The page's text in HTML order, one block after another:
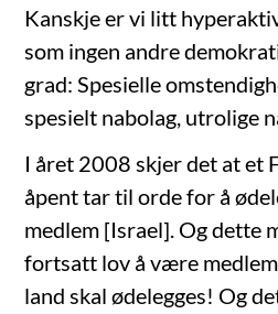
Kanskje er vi litt
som ingen andre
grad: Spesielle
spesielt nabolag, utrolige
I året 2008 skjer det at et
åpent tar til orde for å
medlem [Israel]. Og dette
fortsatt lov å være
land skal ødelegges! Og